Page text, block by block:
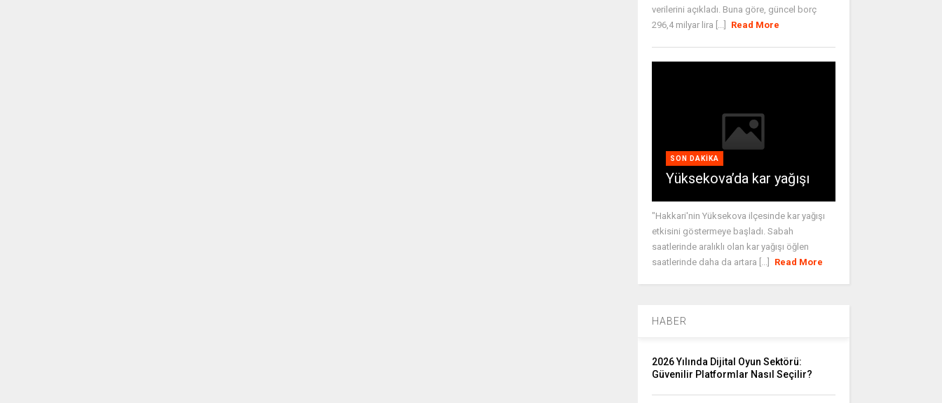
verilerini açıkladı. Buna göre, güncel borç
296,4 milyar lira [...]
Read More
SON DAKIKA
Yüksekova’da kar yağışı
"Hakkari'nin Yüksekova ilçesinde kar yağışı
etkisini göstermeye başladı. Sabah
saatlerinde aralıklı olan kar yağışı öğlen
saatlerinde daha da artara [...]
Read More
HABER
2026 Yılında Dijital Oyun Sektörü:
Güvenilir Platformlar Nasıl Seçilir?